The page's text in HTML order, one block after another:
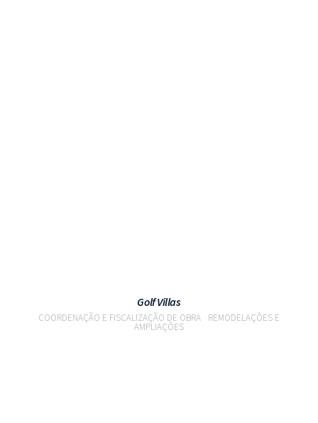
Golf Villas
COORDENAÇÃO E FISCALIZAÇÃO DE OBRA REMODELAÇÕES E
AMPLIAÇÕES